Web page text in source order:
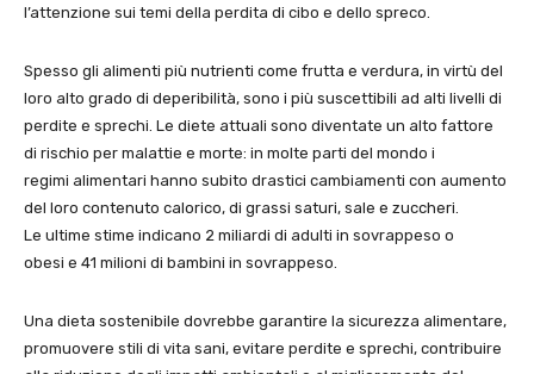
l’attenzione sui temi della perdita di cibo e dello spreco.
Spesso gli alimenti più nutrienti come frutta e verdura, in virtù del
loro alto grado di deperibilità, sono i più suscettibili ad alti livelli di
perdite e sprechi. Le diete attuali sono diventate un alto fattore
di rischio per malattie e morte: in molte parti del mondo i
regimi alimentari hanno subito drastici cambiamenti con aumento
del loro contenuto calorico, di grassi saturi, sale e zuccheri.
Le ultime stime indicano 2 miliardi di adulti in sovrappeso o
obesi e 41 milioni di bambini in sovrappeso.
Una dieta sostenibile dovrebbe garantire la sicurezza alimentare,
promuovere stili di vita sani, evitare perdite e sprechi, contribuire